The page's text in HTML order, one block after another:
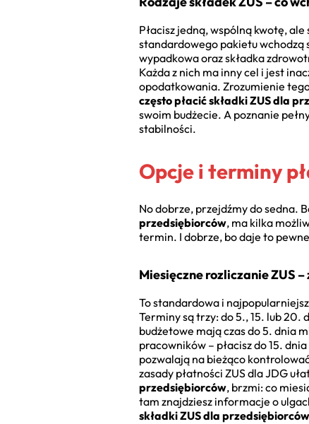
Płacisz jedną, wspólną kwotę,
standardowego pakietu wchodzą
wypadkowa oraz składka
Każda z nich ma inny cel i jest
opodatkowania. Zrozumienie
często płacić składki ZUS dla
swoim budżecie. A poznanie
stabilności.
Opcje i terminy
No dobrze, przejdźmy do sedna.
przedsiębiorców, ma kilka
termin. I dobrze, bo daje to
Miesięczne rozliczanie ZUS
To standardowa i
Terminy są trzy: do 5., 15. lub
budżetowe mają czas do 5. dnia
pracowników – płacisz do 15.
pozwalają na bieżąco
zasady płatności ZUS dla JDG
przedsiębiorców, brzmi: co
tam znajdziesz informacje o
składki ZUS dla przedsiębiorców